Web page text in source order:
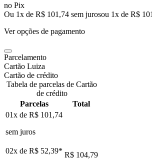
no Pix
Ou 1x de R$ 101,74 sem jurosou 1x de R$
Ver opções de pagamento
Parcelamento
Cartão Luiza
Cartão de crédito
Tabela de parcelas de Cartão
de crédito
Parcelas
Total
01x de R$ 101,74
sem juros
02x de R$ 52,39* R$ 104,79